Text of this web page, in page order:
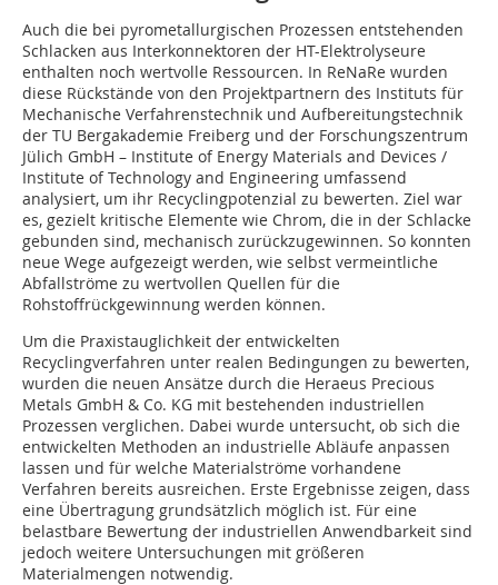
Auch die bei pyrometallurgischen Prozessen entstehenden
Schlacken aus Interkonnektoren der HT-Elektrolyseure
enthalten noch wertvolle Ressourcen. In ReNaRe wurden
diese Rückstände von den Projektpartnern des Instituts für
Mechanische Verfahrenstechnik und Aufbereitungstechnik
der TU Bergakademie Freiberg und der Forschungszentrum
Jülich GmbH – Institute of Energy Materials and Devices /
Institute of Technology and Engineering umfassend
analysiert, um ihr Recyclingpotenzial zu bewerten. Ziel war
es, gezielt kritische Elemente wie Chrom, die in der Schlacke
gebunden sind, mechanisch zurückzugewinnen. So konnten
neue Wege aufgezeigt werden, wie selbst vermeintliche
Abfallströme zu wertvollen Quellen für die
Rohstoffrückgewinnung werden können.
Um die Praxistauglichkeit der entwickelten
Recyclingverfahren unter realen Bedingungen zu bewerten,
wurden die neuen Ansätze durch die Heraeus Precious
Metals GmbH & Co. KG mit bestehenden industriellen
Prozessen verglichen. Dabei wurde untersucht, ob sich die
entwickelten Methoden an industrielle Abläufe anpassen
lassen und für welche Materialströme vorhandene
Verfahren bereits ausreichen. Erste Ergebnisse zeigen, dass
eine Übertragung grundsätzlich möglich ist. Für eine
belastbare Bewertung der industriellen Anwendbarkeit sind
jedoch weitere Untersuchungen mit größeren
Materialmengen notwendig.